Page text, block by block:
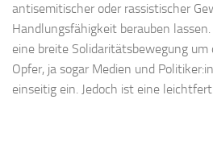
antisemitischer oder rassistischer
Handlungsfähigkeit berauben
eine breite Solidaritätsbewegung
Opfer, ja sogar Medien und
einseitig ein. Jedoch ist eine